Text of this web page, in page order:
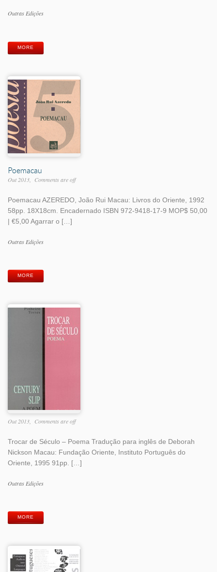
Work
Outras Edições
MORE
Poemacau
Out 2013 Comments are off
Poemacau AZEREDO, João Rui Macau: Livros do Oriente, 1992
58pp. 18X18cm. Encadernado ISBN 972-9418-17-9 MOP$ 50,00
| €5,00 Agarrar o […]
Work
Outras Edições
MORE
Out 2013 Comments are off
Trocar de Século – Poema Tradução para inglês de Deborah
Nickson Macau: Fundação Oriente, Instituto Português do
Oriente, 1995 91pp. […]
Work
Outras Edições
MORE